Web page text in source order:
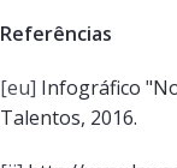
Referências
[eu] Infográfico
Talentos, 2016.